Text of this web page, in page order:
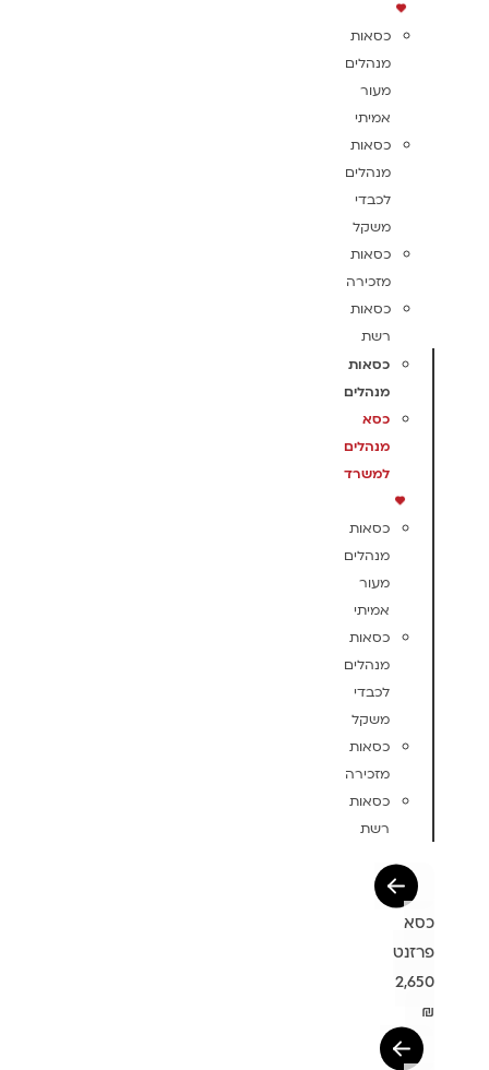
כסאות
מנהלים
מעור
אמיתי
כסאות
מנהלים
לכבדי
משקל
כסאות
מזכירה
כסאות
רשת
כסאות
מנהלים
כסא
מנהלים
למשרד
כסאות
מנהלים
מעור
אמיתי
כסאות
מנהלים
לכבדי
משקל
כסאות
מזכירה
כסאות
רשת
כסא
פרזנט
2,650
₪